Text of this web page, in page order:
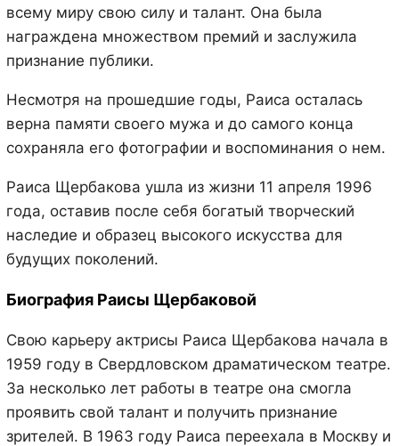
всему миру свою силу и талант. Она была
награждена множеством премий и заслужила
признание публики.
Несмотря на прошедшие годы, Раиса осталась
верна памяти своего мужа и до самого конца
сохраняла его фотографии и воспоминания о нем.
Раиса Щербакова ушла из жизни 11 апреля 1996
года, оставив после себя богатый творческий
наследие и образец высокого искусства для
будущих поколений.
Биография Раисы Щербаковой
Свою карьеру актрисы Раиса Щербакова начала в
1959 году в Свердловском драматическом театре.
За несколько лет работы в театре она смогла
проявить свой талант и получить признание
зрителей. В 1963 году Раиса переехала в Москву и